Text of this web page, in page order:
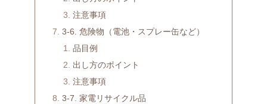
注意事項
3-6. 危険物（電池・スプレー缶など）
品目例
出し方のポイント
注意事項
3-7. 家電リサイクル品